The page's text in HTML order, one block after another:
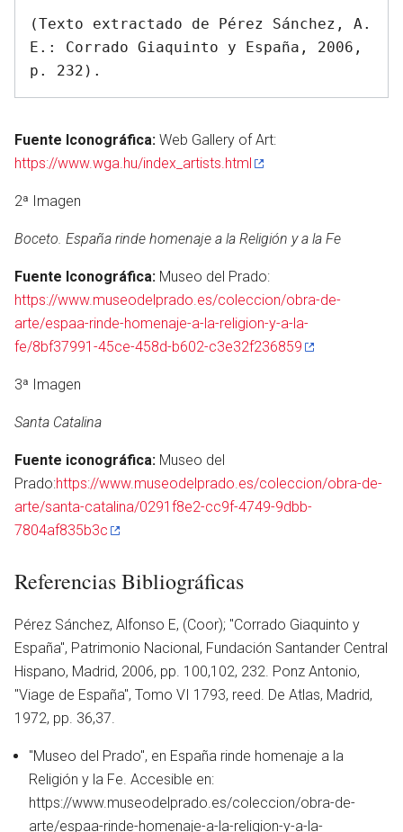
otro
(Texto extractado de Pérez Sánchez, A.
E.: Corrado Giaquinto y España, 2006,
Fuente Iconográfica: Web Gallery of Art:
https://www.wga.hu/index_artists.html
2ª Imagen
Boceto. España rinde homenaje a la Religión y a la Fe
Fuente Iconográfica: Museo del Prado:
https://www.museodelprado.es/coleccion/obra-de-
arte/espaa-rinde-homenaje-a-la-religion-y-a-la-
fe/8bf37991-45ce-458d-b602-c3e32f236859
3ª Imagen
Santa Catalina
Fuente iconográfica: Museo del
Prado:https://www.museodelprado.es/coleccion/obra-de-
arte/santa-catalina/0291f8e2-cc9f-4749-9dbb-
7804af835b3c
Referencias Bibliográficas
Pérez Sánchez, Alfonso E, (Coor); ''Corrado Giaquinto y
España'', Patrimonio Nacional, Fundación Santander Central
Hispano, Madrid, 2006, pp. 100,102, 232. Ponz Antonio,
''Viage de España'', Tomo VI 1793, reed. De Atlas, Madrid,
1972, pp. 36,37.
"Museo del Prado", en España rinde homenaje a la
Religión y la Fe. Accesible en:
https://www.museodelprado.es/coleccion/obra-de-
arte/espaa-rinde-homenaje-a-la-religion-y-a-la-